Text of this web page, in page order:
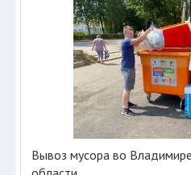
Вывоз мусора во